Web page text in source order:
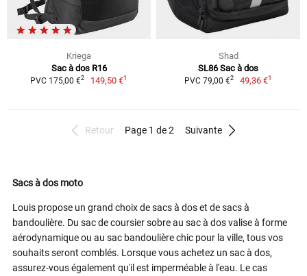
Kriega
Sac à dos R16
PVC 175,00 €2 149,50 €1
Shad
SL86 Sac à dos
PVC 79,00 €2 49,36 €1
Retour Page 1 de 2 Suivante
Sacs à dos moto
Louis propose un grand choix de sacs à dos et de sacs à
bandoulière. Du sac de coursier sobre au sac à dos valise à forme
aérodynamique ou au sac bandoulière chic pour la ville, tous vos
souhaits seront comblés. Lorsque vous achetez un sac à dos,
assurez-vous également qu'il est imperméable à l'eau. Le cas